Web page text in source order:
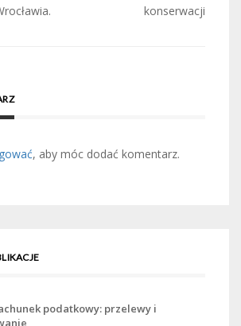
konserwacji
, aby móc dodać komentarz.
podatkowy: przelewy i